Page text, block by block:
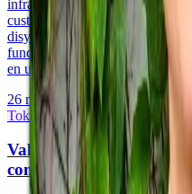
infraestructura tokenizada
custodio calificado bajo la regla
disyuntivas entre las
funciona la función de agente
en una estructura tokenizada.
26 may 2026
10 min de lectura
Tokenización y Activos del
Valores digitales vs.
comparativo para